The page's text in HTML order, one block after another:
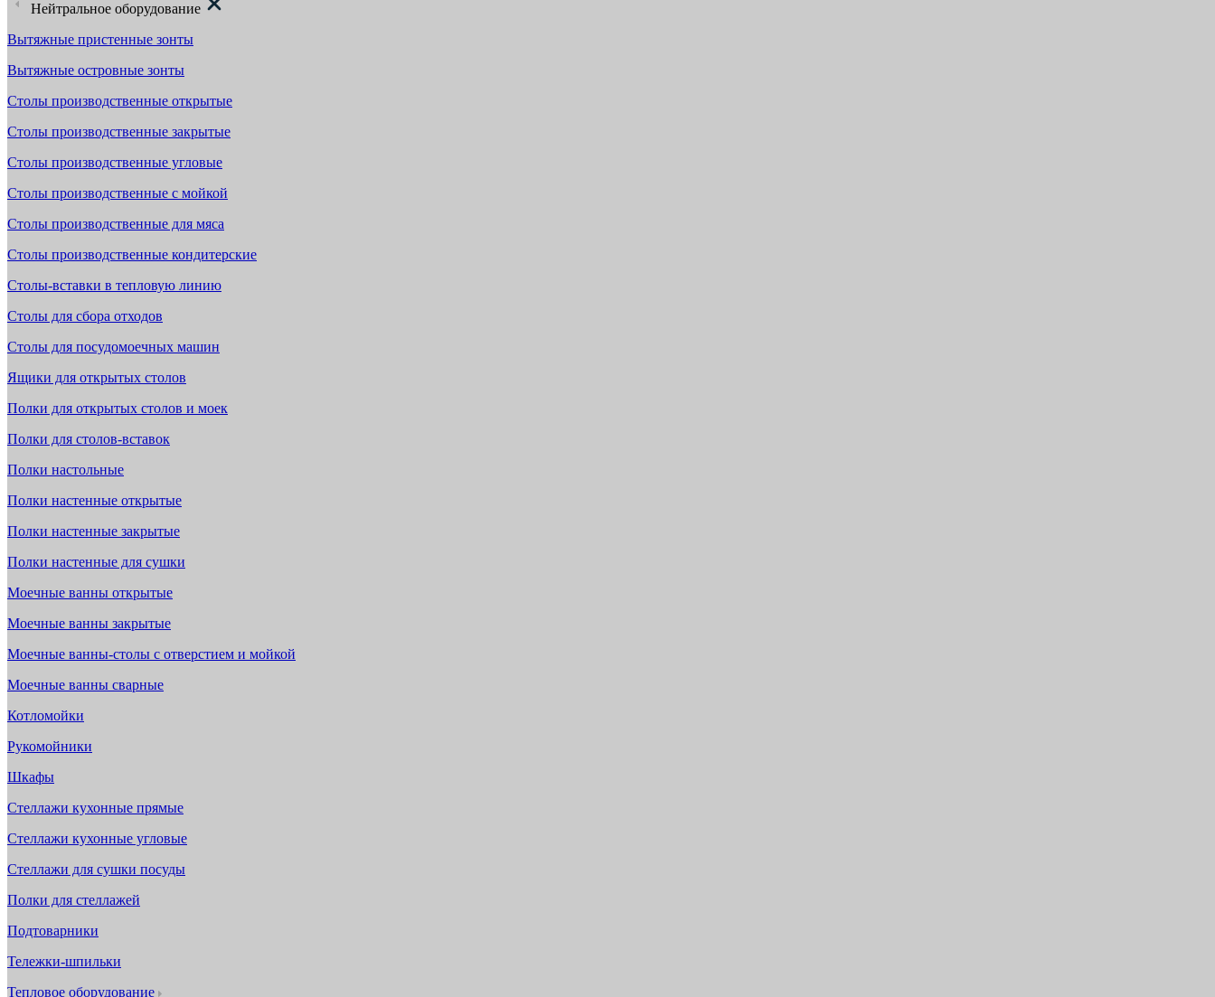
Нейтральное оборудование
Вытяжные пристенные зонты
Вытяжные островные зонты
Столы производственные открытые
Столы производственные закрытые
Столы производственные угловые
Столы производственные с мойкой
Столы производственные для мяса
Столы производственные кондитерские
Столы-вставки в тепловую линию
Столы для сбора отходов
Столы для посудомоечных машин
Ящики для открытых столов
Полки для открытых столов и моек
Полки для столов-вставок
Полки настольные
Полки настенные открытые
Полки настенные закрытые
Полки настенные для сушки
Моечные ванны открытые
Моечные ванны закрытые
Моечные ванны-столы с отверстием и мойкой
Моечные ванны сварные
Котломойки
Рукомойники
Шкафы
Стеллажи кухонные прямые
Стеллажи кухонные угловые
Стеллажи для сушки посуды
Полки для стеллажей
Подтоварники
Тележки-шпильки
Тепловое оборудование